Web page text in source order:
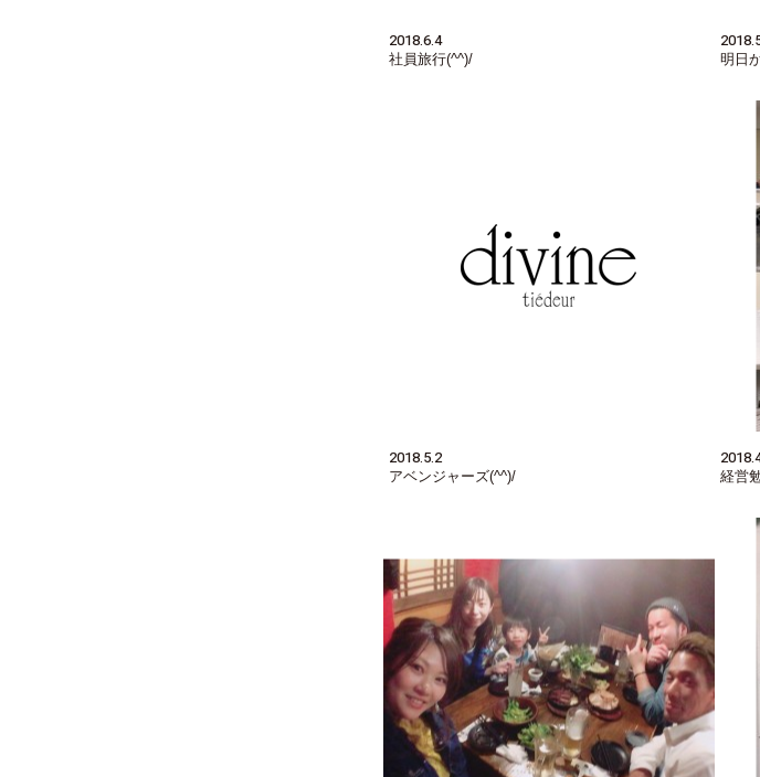
2018.6.4
社員旅行(^^)/ 明日
2018.5.2
アベンジャーズ(^^)/ 経営